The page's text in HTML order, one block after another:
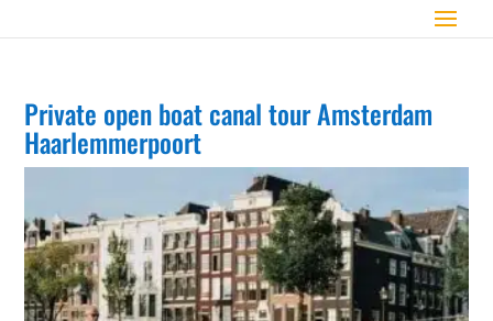
Private open boat canal tour Amsterdam
Haarlemmerpoort